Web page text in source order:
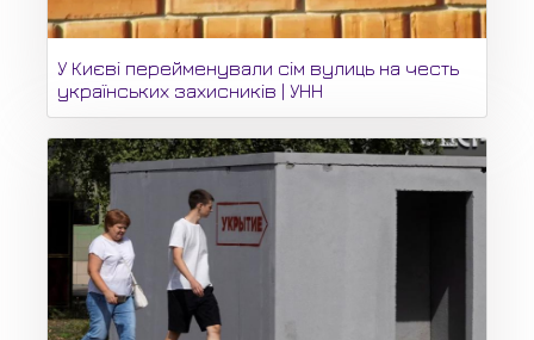
У Києві перейменували сім вулиць на честь
українських захисників | УНН